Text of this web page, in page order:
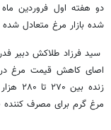
دو هفته اول فروردین
شده بازار مرغ متعادل
سید فرزاد طلاکش دبیر
اصای کاهش قیمت مرغ در
مرغ گرم برای مصرف کننده ۳۶۰ تا ۳۸۰ هزار تومان است.